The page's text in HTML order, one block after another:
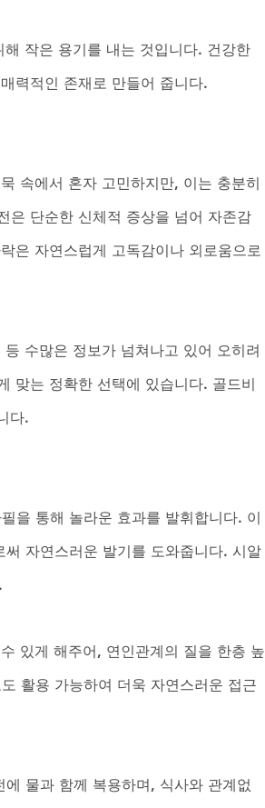
작은 용기를 내는 것입니다. 건강한
력적인 존재로 만들어 줍니다.
속에서 혼자 고민하지만, 이는 충분히
은 단순한 신체적 증상을 넘어 자존감
은 자연스럽게 고독감이나 외로움으로
수많은 정보가 넘쳐나고 있어 오히려
맞는 정확한 선택에 있습니다. 골드비
다.
을 통해 놀라운 효과를 발휘합니다. 이
자연스러운 발기를 도와줍니다. 시알
있게 해주어, 연인관계의 질을 한층 높
활용 가능하여 더욱 자연스러운 접근
물과 함께 복용하며, 식사와 관계없